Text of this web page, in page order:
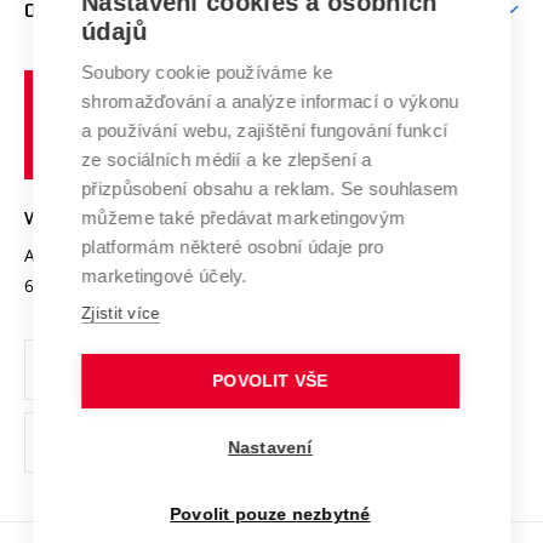
E-přihláška
Doktorské studium
Podpora podnikání
Systém zajišťování kvality výzkumu
Výzkumné infrastruktury
Transfer znalostí
Open Science
Projekty
Projekty ze strukturálních fondů
Specifický výzkum
Zahraniční spolupráce
Spolupráce se školami
Služby univerzity
Mezinárodní dohody
Univerzitní sítě
O UNIVERZITĚ
Profil univerzity
Udržitelná univerzita
Podnikavá univerzita / ContriBUTe
Bezpečná univerzita
Vyznamenání
Organizační struktura
Ochrana osobních údajů
odkaz)
učení
technické
VYSOKÉ UČENÍ TECHNICKÉ V BRNĚ
Antonínská 548/1
602 00 Brno
www.vut.cz
vut@vutbr.cz
údajů
Soubory cookie používáme ke
shromažďování a analýze informací o výkonu
a používání webu, zajištění fungování funkcí
ze sociálních médií a ke zlepšení a
přizpůsobení obsahu a reklam. Se souhlasem
můžeme také předávat marketingovým
platformám některé osobní údaje pro
marketingové účely.
Zjistit více
POVOLIT VŠE
Nastavení
Povolit pouze nezbytné